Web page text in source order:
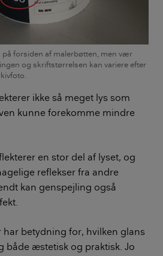
forsiden af malerbøtten, men vær
og skriftstørrelsen kan variere efter
ikke så meget lys som
kunne forekomme mindre
en stor del af lyset, og
reflekser fra andre
kan genspejling også
betydning for, hvilken glans
både æstetisk og praktisk. Jo